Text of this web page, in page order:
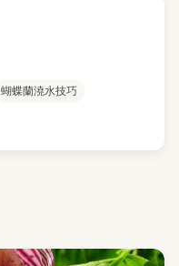
蝴蝶蘭澆水技巧